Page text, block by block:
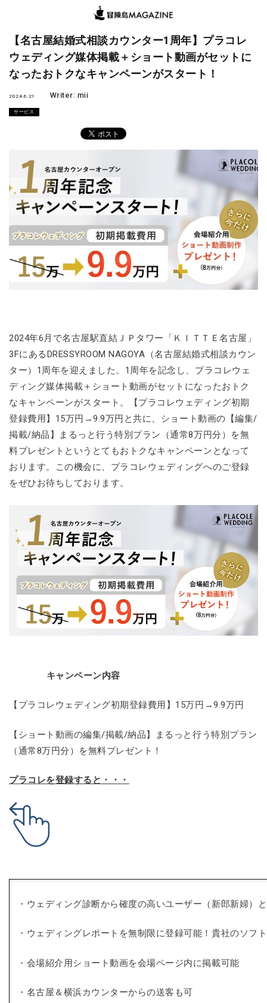
【名古屋結婚式相談カウンター1周年】プラコレ
ウェディング媒体掲載＋ショート動画がセットに
なったおトクなキャンペーンがスタート！
2024.6.21 Writer: mii
サービス
2024年6月で名古屋駅直結ＪＰタワー「ＫＩＴＴＥ名古屋」
3FにあるDRESSYROOM NAGOYA（名古屋結婚式相談カウン
ター）1周年を迎えました。1周年を記念し、プラコレウェ
ディング媒体掲載＋ショート動画がセットになったおトク
なキャンペーンがスタート。【プラコレウェディング初期
登録費用】15万円→9.9万円と共に、ショート動画の【編集/
掲載/納品】まるっと行う特別プラン（通常8万円分）を無
料プレゼントというとてもおトクなキャンペーンとなって
おります。この機会に、プラコレウェディングへのご登録
をぜひお待ちしております。
キャンペーン内容
【プラコレウェディング初期登録費用】15万円→9.9万円
【ショート動画の編集/掲載/納品】まるっと行う特別プラン
（通常8万円分）を無料プレゼント！
プラコレを登録すると・・・
・ウェディング診断から確度の高いユーザー（新郎新婦）
・ウェディングレポートを無制限に登録可能！貴社のソフ
・会場紹介用ショート動画を会場ページ内に掲載可能
・名古屋＆横浜カウンターからの送客も可